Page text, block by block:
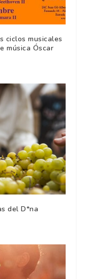
ciclos musicales
música Óscar
del D*na